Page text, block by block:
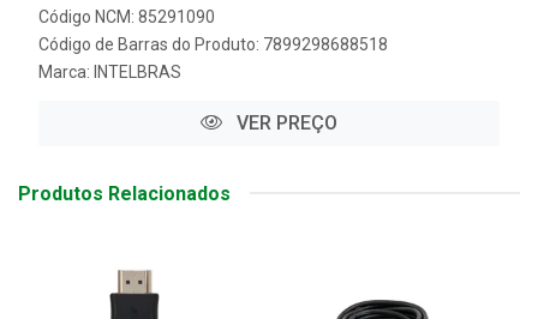
Código NCM: 85291090
Código de Barras do Produto: 7899298688518
Marca: INTELBRAS
VER PREÇO
Produtos Relacionados